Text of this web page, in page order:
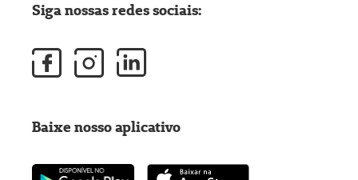
Siga nossas redes sociais:
Baixe nosso aplicativo